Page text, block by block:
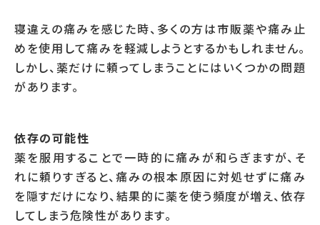
寝違えの痛みを感じた時、多くの方は市販薬や痛み止
めを使用して痛みを軽減しようとするかもしれません。
しかし、薬だけに頼ってしまうことにはいくつかの問題
があります。
依存の可能性
薬を服用することで一時的に痛みが和らぎますが、そ
れに頼りすぎると、痛みの根本原因に対処せずに痛み
を隠すだけになり、結果的に薬を使う頻度が増え、依存
してしまう危険性があります。